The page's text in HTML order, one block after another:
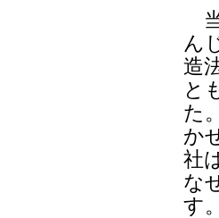
ん
造
と
た
か
社
な
す。